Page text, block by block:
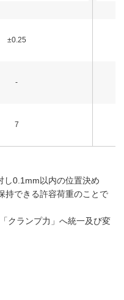
±0.25
-
7
0.1mm以内の位置決め
持できる許容荷重のことで
クランプ力」へ統一及び変